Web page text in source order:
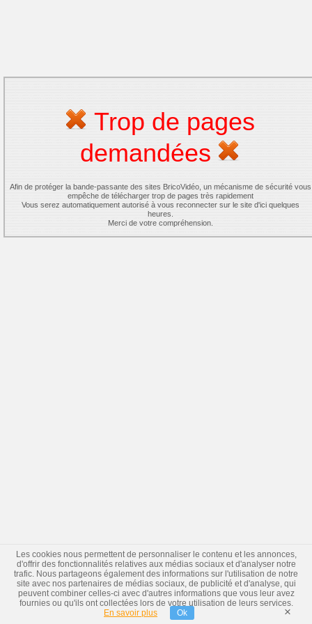
Trop de pages
demandées
Afin de protéger la bande-passante des sites BricoVidéo, un mécanisme de sécurité vous
empêche de télécharger trop de pages très rapidement
Vous serez automatiquement autorisé à vous reconnecter sur le site d'ici quelques
heures.
Merci de votre compréhension.
Les cookies nous permettent de personnaliser le contenu et les annonces,
d'offrir des fonctionnalités relatives aux médias sociaux et d'analyser notre
trafic. Nous partageons également des informations sur l'utilisation de notre
site avec nos partenaires de médias sociaux, de publicité et d'analyse, qui
peuvent combiner celles-ci avec d'autres informations que vous leur avez
fournies ou qu'ils ont collectées lors de votre utilisation de leurs services.
En savoir plus
Ok ×